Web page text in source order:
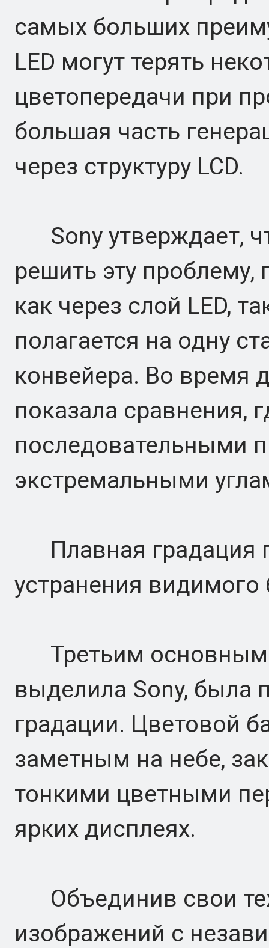
самых больших
LED могут терять
цветопередачи при
большая часть
через структуру LCD.
Sony утверждает,
решить эту проблему,
как через слой LED,
полагается на одну
конвейера. Во время
показала сравнения,
последовательными
экстремальными
Плавная градация
устранения видимого
Третьим основным
выделила Sony, была
градации. Цветовой
заметным на небе,
тонкими цветными
ярких дисплеях.
Объединив свои
изображений с